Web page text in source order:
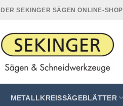
DER SEKINGER SÄGEN ONLINE-SHOP
METALLKREISSÄGEBLÄTTER